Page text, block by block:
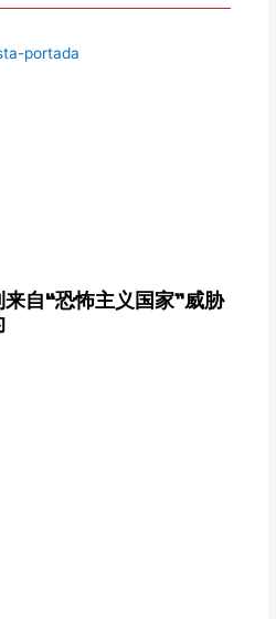
自“恐怖主义国家”威胁